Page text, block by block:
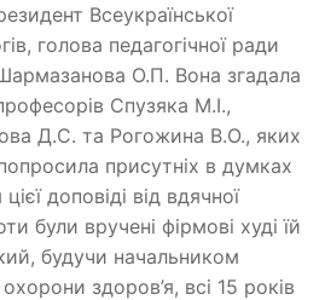
Всеукраїнської
голова педагогічної ради
О.П. Вона згадала
Спузяка М.І.,
Д.С. та Рогожина В.О., яких
присутніх в думках
доповіді від вдячної
були вручені фірмові худі їй
будучи начальником
здоров’я, всі 15 років